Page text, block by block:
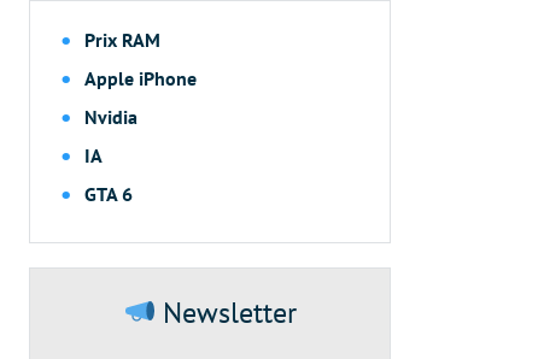
Prix RAM
Apple iPhone
Nvidia
IA
GTA 6
Newsletter